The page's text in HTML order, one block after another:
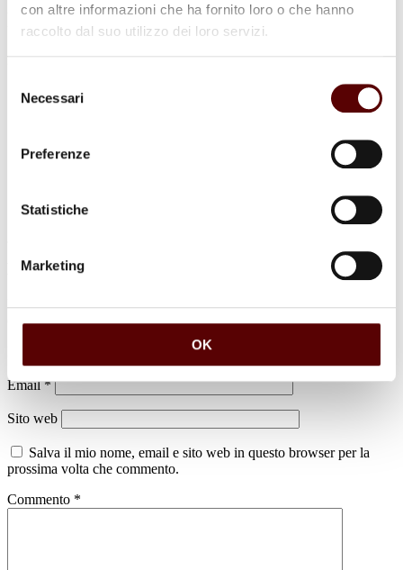
con altre informazioni che ha fornito loro o che hanno
raccolto dal suo utilizzo dei loro servizi.
delNecessari
Preferenze
Statistiche
Marketing
OK
Riccardo Terraneo
23 Ottobre 1942 - 23 Febbraio 2024
Condividi
Lascia un commento
Il tuo indirizzo email non sarà pubblicato. I campi obbligatori sono
contrassegnati*
Email*
Sito web
Salva il mio nome, email e sito web in questo browser per la
prossima volta che commento.
Commento *